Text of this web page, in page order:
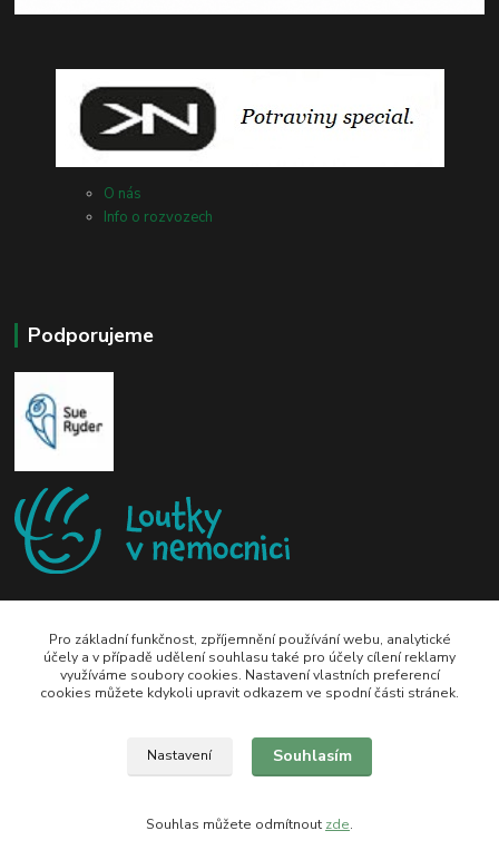
O nás
Info o rozvozech
Podporujeme
zeli-kn@seznam.cz
Pro základní funkčnost, zpříjemnění používání webu, analytické
účely a v případě udělení souhlasu také pro účely cílení reklamy
využíváme soubory cookies. Nastavení vlastních preferencí
cookies můžete kdykoli upravit odkazem ve spodní části stránek.
Nastavení Souhlasím
Souhlas můžete odmítnout zde.